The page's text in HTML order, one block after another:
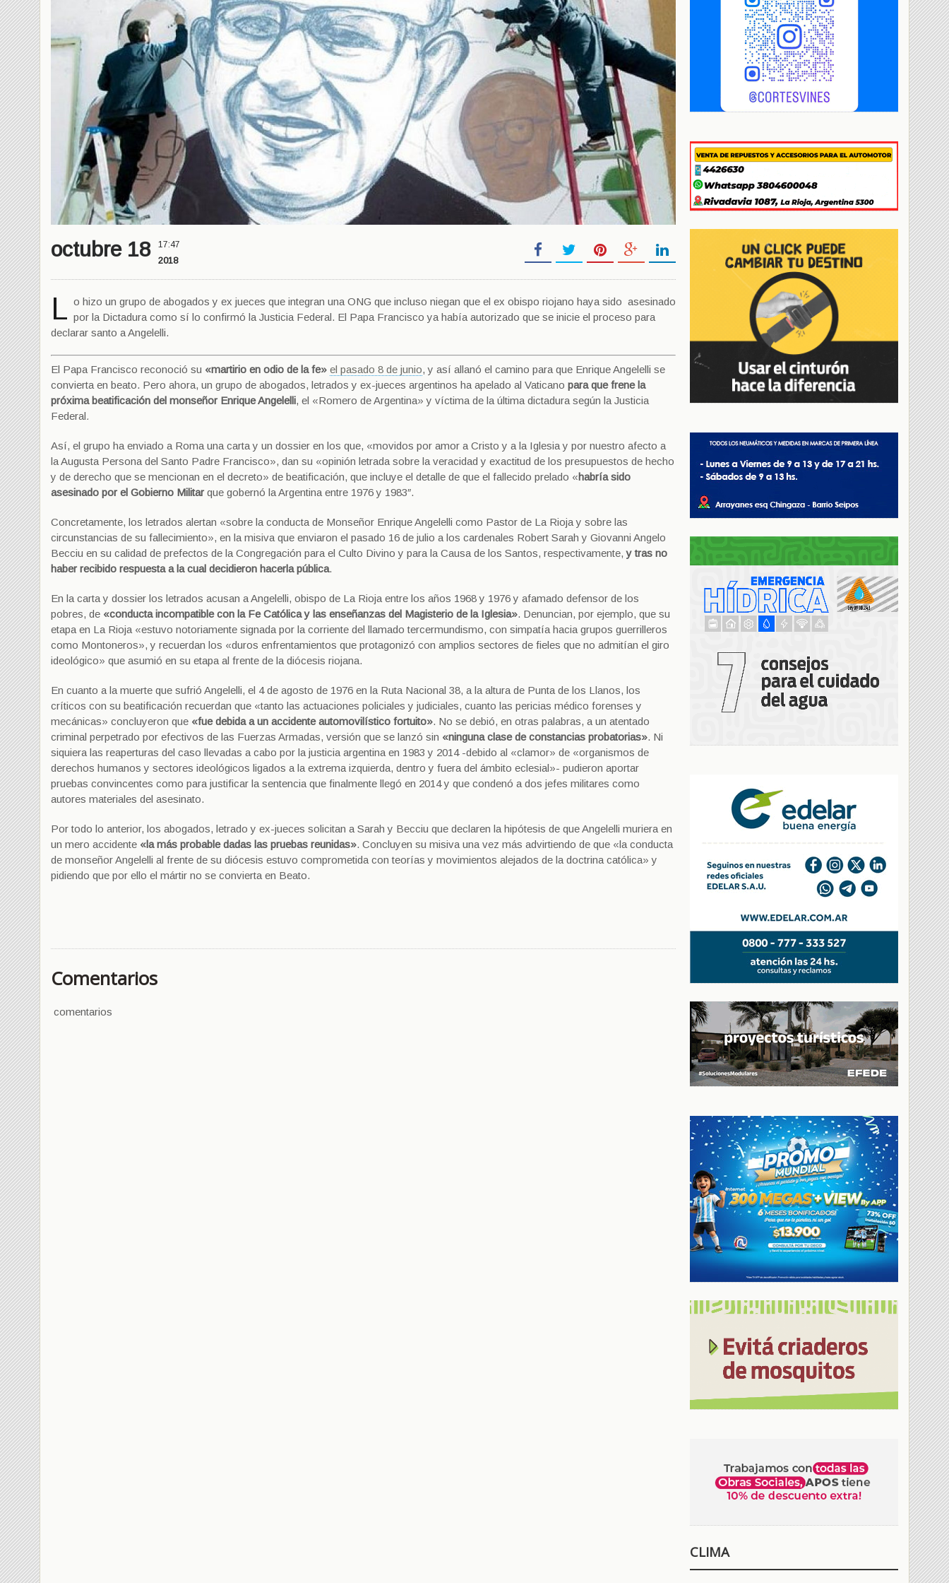
octubre 18 17:47
2018
L o hizo un grupo de abogados y ex jueces que integran una ONG que incluso niegan que el ex obispo riojano haya sido asesinado
por la Dictadura como sí lo confirmó la Justicia Federal. El Papa Francisco ya había autorizado que se inicie el proceso para
declarar santo a Angelelli.
El Papa Francisco reconoció su «martirio en odio de la fe» el pasado 8 de junio, y así allanó el camino para que Enrique Angelelli se
convierta en beato. Pero ahora, un grupo de abogados, letrados y ex-jueces argentinos ha apelado al Vaticano para que frene la
próxima beatificación del monseñor Enrique Angelelli, el «Romero de Argentina» y víctima de la última dictadura según la Justicia
Federal.
Así, el grupo ha enviado a Roma una carta y un dossier en los que, «movidos por amor a Cristo y a la Iglesia y por nuestro afecto a
la Augusta Persona del Santo Padre Francisco», dan su «opinión letrada sobre la veracidad y exactitud de los presupuestos de hecho
y de derecho que se mencionan en el decreto» de beatificación, que incluye el detalle de que el fallecido prelado «habría sido
asesinado por el Gobierno Militar que gobernó la Argentina entre 1976 y 1983″.
Concretamente, los letrados alertan «sobre la conducta de Monseñor Enrique Angelelli como Pastor de La Rioja y sobre las
circunstancias de su fallecimiento», en la misiva que enviaron el pasado 16 de julio a los cardenales Robert Sarah y Giovanni Angelo
Becciu en su calidad de prefectos de la Congregación para el Culto Divino y para la Causa de los Santos, respectivamente,y tras no
haber recibido respuesta a la cual decidieron hacerla pública.
En la carta y dossier los letrados acusan a Angelelli, obispo de La Rioja entre los años 1968 y 1976 y afamado defensor de los
pobres, de «conducta incompatible con la Fe Católica y las enseñanzas del Magisterio de la Iglesia». Denuncian, por ejemplo, que su
etapa en La Rioja «estuvo notoriamente signada por la corriente del llamado tercermundismo, con simpatía hacia grupos guerrilleros
como Montoneros», y recuerdan los «duros enfrentamientos que protagonizó con amplios sectores de fieles que no admitían el giro
ideológico» que asumió en su etapa al frente de la diócesis riojana.
En cuanto a la muerte que sufrió Angelelli, el 4 de agosto de 1976 en la Ruta Nacional 38, a la altura de Punta de los Llanos, los
críticos con su beatificación recuerdan que «tanto las actuaciones policiales y judiciales, cuanto las pericias médico forenses y
mecánicas» concluyeron que «fue debida a un accidente automovilístico fortuito». No se debió, en otras palabras, a un atentado
criminal perpetrado por efectivos de las Fuerzas Armadas, versión que se lanzó sin «ninguna clase de constancias probatorias». Ni
siquiera las reaperturas del caso llevadas a cabo por la justicia argentina en 1983 y 2014 -debido al «clamor» de «organismos de
derechos humanos y sectores ideológicos ligados a la extrema izquierda, dentro y fuera del ámbito eclesial»- pudieron aportar
pruebas convincentes como para justificar la sentencia que finalmente llegó en 2014 y que condenó a dos jefes militares como
autores materiales del asesinato.
Por todo lo anterior, los abogados, letrado y ex-jueces solicitan a Sarah y Becciu que declaren la hipótesis de que Angelelli muriera en
un mero accidente «la más probable dadas las pruebas reunidas». Concluyen su misiva una vez más advirtiendo de que «la conducta
de monseñor Angelelli al frente de su diócesis estuvo comprometida con teorías y movimientos alejados de la doctrina católica» y
pidiendo que por ello el mártir no se convierta en Beato.
Comentarios
comentarios
CLIMA